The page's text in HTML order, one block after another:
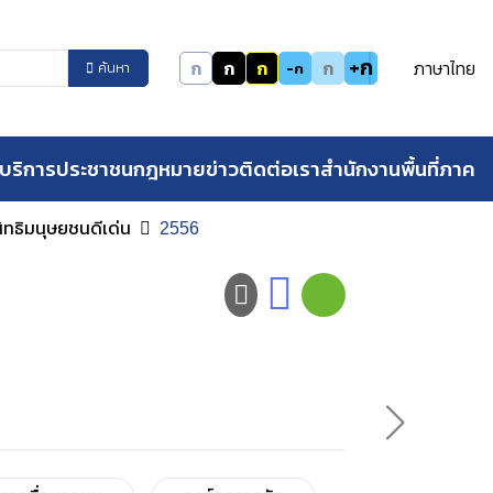
ค้นหา ก ก ก -ก ก +ก ภาษาไทย
บริการประชาชนกฎหมายข่าวติดต่อเราสำนักงานพื้นที่ภาค
ทธิมนุษยชนดีเด่น 2556